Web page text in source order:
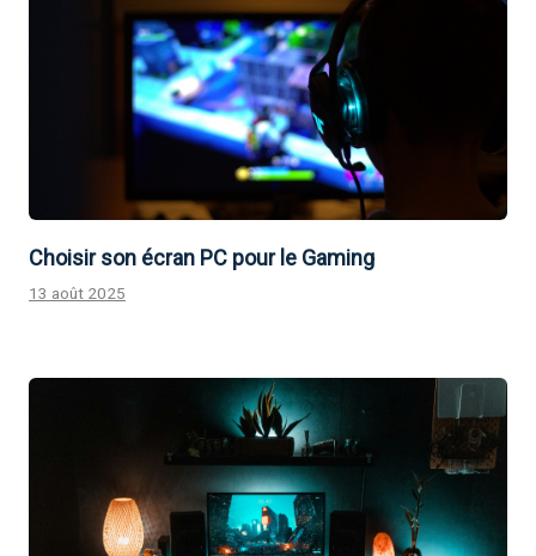
Choisir son écran PC pour le Gaming
13 août 2025